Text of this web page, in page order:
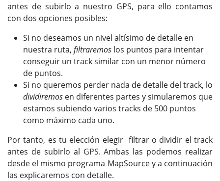
antes de subirlo a nuestro GPS, para ello contamos
con dos opciones posibles:
Si no deseamos un nivel altísimo de detalle en
nuestra ruta, filtraremos los puntos para intentar
conseguir un track similar con un menor número
de puntos.
Si no queremos perder nada de detalle del track, lo
dividiremos en diferentes partes y simularemos que
estamos subiendo varios tracks de 500 puntos
como máximo cada uno.
Por tanto, es tu elección elegir filtrar o dividir el track
antes de subirlo al GPS. Ambas las podemos realizar
desde el mismo programa MapSource y a continuación
las explicaremos con detalle.